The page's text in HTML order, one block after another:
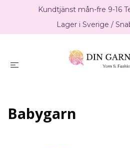
Kundtjänst mån-fre 9-16
Lager i Sverige /
Babygarn